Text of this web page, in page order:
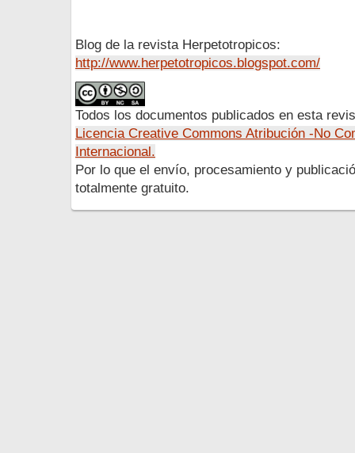
Blog de la revista Herpetotropicos:
http://www.herpetotropicos.blogspot.com/
Todos los documentos publicados en esta
Licencia Creative Commons Atribución -No
Internacional.
Por lo que el envío, procesamiento y
totalmente gratuito.